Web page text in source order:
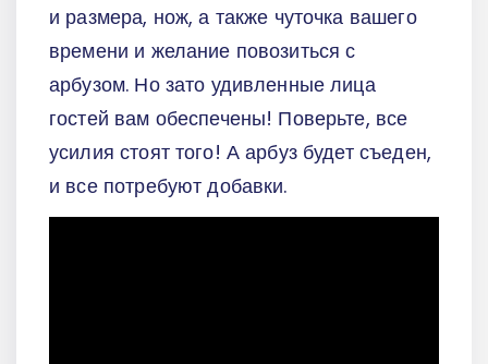
и размера, нож, а также чуточка вашего
времени и желание повозиться с
арбузом. Но зато удивленные лица
гостей вам обеспечены! Поверьте, все
усилия стоят того! А арбуз будет съеден,
и все потребуют добавки.